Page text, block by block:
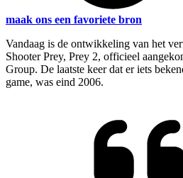
maak ons een favoriete bron
Vandaag is de ontwikkeling van het
Shooter Prey, Prey 2, officieel
Group. De laatste keer dat er iets
game, was eind 2006.